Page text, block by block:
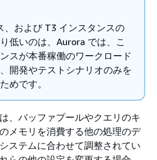
、および T3 インスタンスの
低いのは、Aurora では、こ
スが本番稼働のワークロード
開発やテストシナリオのみを
めです。
、バッファプールやクエリのキ
メモリを消費する他の処理のデ
ステムに合わせて調整されてい